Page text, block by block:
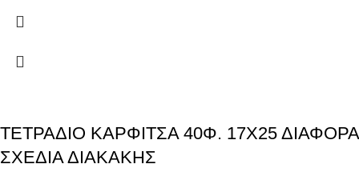
ΤΕΤΡΑΔΙΟ ΚΑΡΦΙΤΣΑ 40Φ. 17Χ25 ΔΙΑΦΟΡΑ
ΣΧΕΔΙΑ ΔΙΑΚΑΚΗΣ